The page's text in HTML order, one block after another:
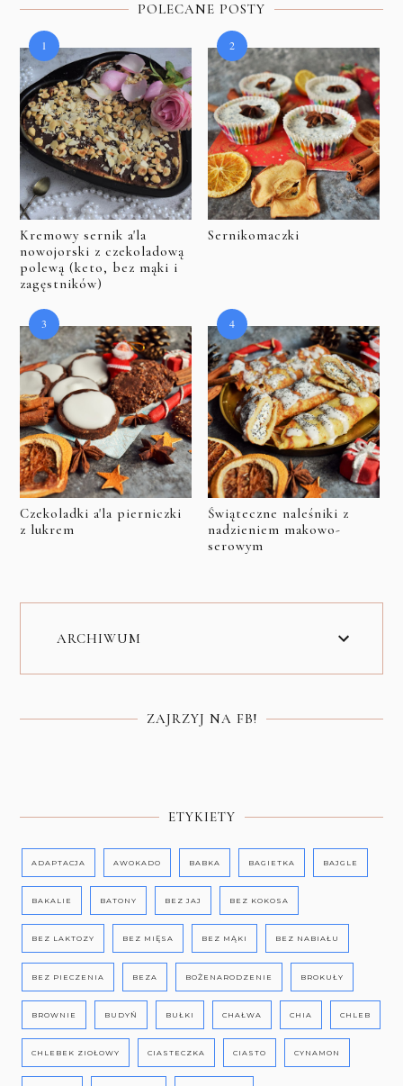
POLECANE POSTY
Kremowy sernik a'la
nowojorski z czekoladową
polewą (keto, bez mąki i
zagęstników)
Sernikomaczki
Czekoladki a'la pierniczki
z lukrem
Świąteczne naleśniki z
nadzieniem makowo-
serowym
ARCHIWUM
ZAJRZYJ NA FB!
ETYKIETY
ADAPTACJA AWOKADO BABKA BAGIETKA BAJGLE
BAKALIE BATONY BEZ JAJ BEZ KOKOSA
BEZ LAKTOZY BEZ MIĘSA BEZ MĄKI BEZ NABIAŁU
BEZ PIECZENIA BEZA BOŻENARODZENIE BROKUŁY
BROWNIE BUDYŃ BUŁKI CHAŁWA CHIA CHLEB
CHLEBEK ZIOŁOWY CIASTECZKA CIASTO CYNAMON